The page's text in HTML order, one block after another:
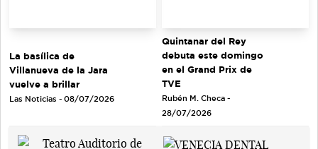
La basílica de
Villanueva de la Jara
vuelve a brillar
Las Noticias - 08/07/2026
Quintanar del Rey
debuta este domingo
en el Grand Prix de
TVE
Rubén M. Checa -
28/07/2026